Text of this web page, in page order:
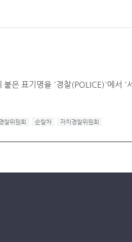
은 표기명을 '경찰(POLICE)'에서 '
찰위원회 순찰차 자치경찰위원회